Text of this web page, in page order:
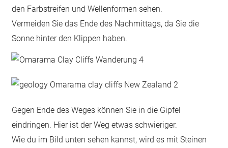
den Farbstreifen und Wellenformen sehen.
Vermeiden Sie das Ende des Nachmittags, da Sie die
Sonne hinter den Klippen haben.
Gegen Ende des Weges können Sie in die Gipfel
eindringen. Hier ist der Weg etwas schwieriger.
Wie du im Bild unten sehen kannst, wird es mit Steinen